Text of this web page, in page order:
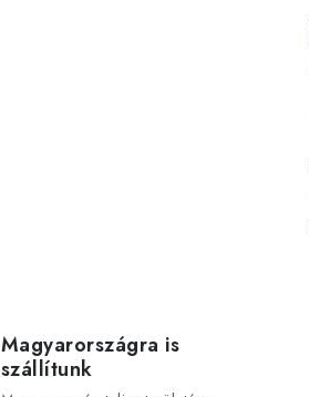
Magyarországra is
szállítunk